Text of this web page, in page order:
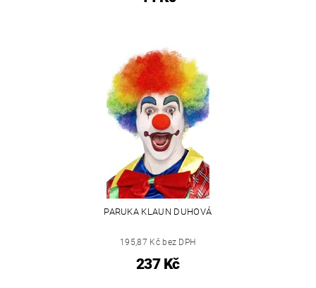
PARUKA KLAUN DUHOVÁ
195,87 Kč bez DPH
237 Kč